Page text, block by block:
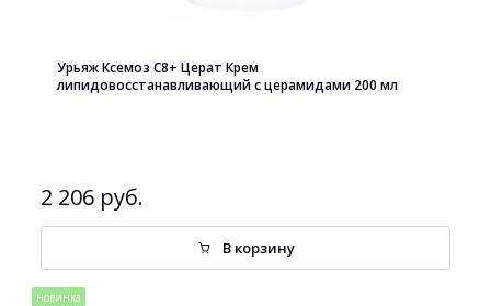
Урьяж Ксемоз С8+ Церат Крем
липидовосстанавливающий с церамидами 200 мл
2 206 руб.
В корзину
новинка